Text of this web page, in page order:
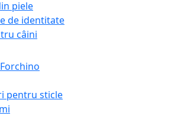
piele
de identitate
câini
pentru sticle